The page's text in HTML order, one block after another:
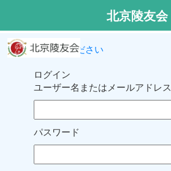
ログインしてください
ログイン
ユーザー名またはメールアドレス
パスワード
北京陵友会